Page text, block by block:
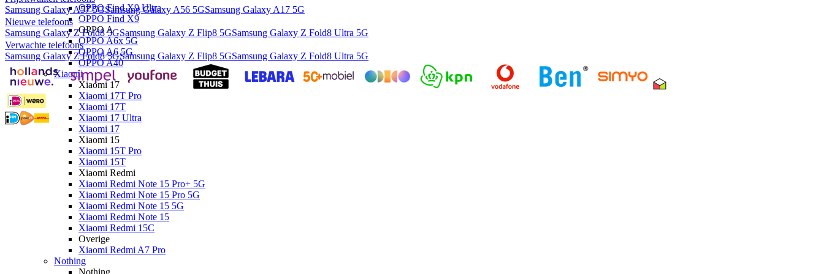
OPPO Find X9 Ultra
OPPO Find X9
OPPO A
OPPO A6x 5G
OPPO A6 5G
OPPO A40
Xiaomi
Xiaomi 17
Xiaomi 17T Pro
Xiaomi 17T
Xiaomi 17 Ultra
Xiaomi 17
Xiaomi 15
Xiaomi 15T Pro
Xiaomi 15T
Xiaomi Redmi
Xiaomi Redmi Note 15 Pro+ 5G
Xiaomi Redmi Note 15 Pro 5G
Xiaomi Redmi Note 15 5G
Xiaomi Redmi Note 15
Xiaomi Redmi 15C
Overige
Xiaomi Redmi A7 Pro
Nothing
Nothing
Samsung Galaxy A57 5GSamsung Galaxy A56 5GSamsung Galaxy A17 5G
Nieuwe telefoons
Samsung Galaxy Z Fold8 5GSamsung Galaxy Z Flip8 5GSamsung Galaxy Z Fold8 Ultra 5G
Verwachte telefoons
Samsung Galaxy Z Fold8 5GSamsung Galaxy Z Flip8 5GSamsung Galaxy Z Fold8 Ultra 5G